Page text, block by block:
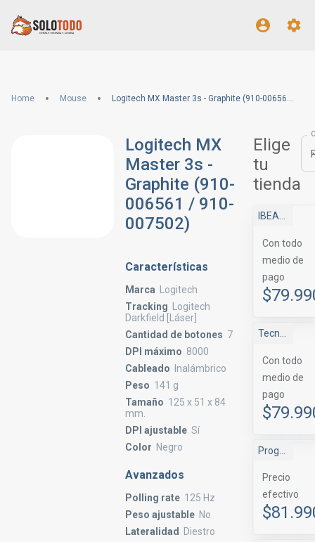
Home Mouse Logitech MX Master 3s - Graphite (910-006561 / 910-007502)
Logitech MX
Master 3s -
Graphite (910-
006561 / 910-
007502)
Características
Marca
Logitech
Tracking
Logitech
Darkfield [Láser]
Cantidad de botones 7
DPI máximo 8000
Cableado
Inalámbrico
Peso 141 g
Tamaño 125 x 51 x 84
mm.
DPI ajustable Sí
Color Negro
Avanzados
Polling rate 125 Hz
Peso ajustable No
Lateralidad
Diestro
Elige
tu
tienda
IBEAM STORE
Con todo
medio de
pago
Con todo
medio de
pago
Precio
efectivo